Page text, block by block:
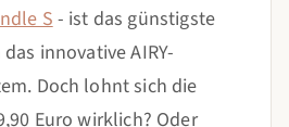
S- ist das günstigste
innovative AIRY-
Doch lohnt sich die
Euro wirklich? Oder